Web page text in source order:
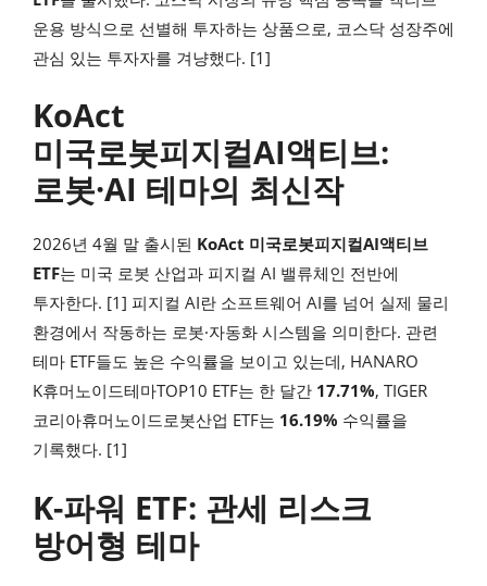
운용 방식으로 선별해 투자하는 상품으로, 코스닥 성장주에
관심 있는 투자자를 겨냥했다. [1]
KoAct
미국로봇피지컬AI액티브:
로봇·AI 테마의 최신작
2026년 4월 말 출시된 KoAct 미국로봇피지컬AI액티브
ETF는 미국 로봇 산업과 피지컬 AI 밸류체인 전반에
투자한다. [1] 피지컬 AI란 소프트웨어 AI를 넘어 실제 물리
환경에서 작동하는 로봇·자동화 시스템을 의미한다. 관련
테마 ETF들도 높은 수익률을 보이고 있는데, HANARO
K휴머노이드테마TOP10 ETF는 한 달간 17.71%, TIGER
코리아휴머노이드로봇산업 ETF는 16.19% 수익률을
기록했다. [1]
K-파워 ETF: 관세 리스크
방어형 테마